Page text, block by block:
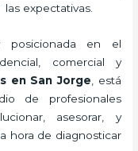
expectativas.
posicionada en el
comercial y
en San Jorge , está
de profesionales
asesorar, y
hora de diagnosticar